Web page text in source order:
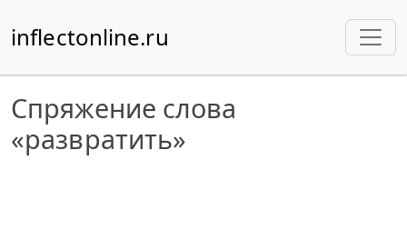
inflectonline.ru
Спряжение слова
«развратить»